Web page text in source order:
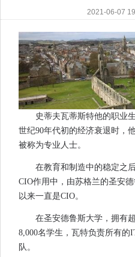
2021-06-07
史蒂夫瓦蒂斯特他的职业
世纪90年代初的经济衰退时，
被称为专业人士。
在教育和制造中的稳定之
CIO作用中，由苏格兰的圣安
以来一直是CIO。
在圣安德鲁斯大学，拥有
8,000名学生，瓦特负责所有的
队。